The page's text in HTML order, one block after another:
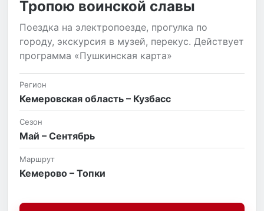
Тропою воинской славы
Поездка на электропоезде, прогулка по
городу, экскурсия в музей, перекус. Действует
программа «Пушкинская карта»
Регион
Кемеровская область – Кузбасс
Сезон
Май – Сентябрь
Маршрут
Кемерово – Топки